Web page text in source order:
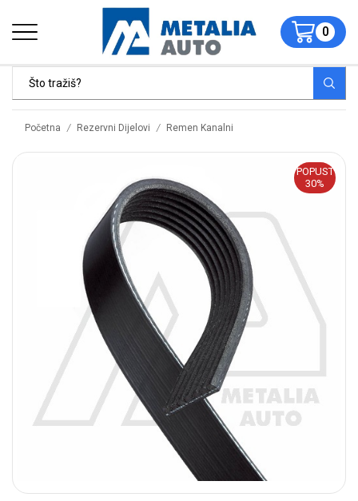
0
Početna / Rezervni Dijelovi / Remen Kanalni
POPUST
30%